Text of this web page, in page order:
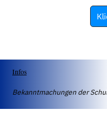
Infos
Bekanntmachungen der